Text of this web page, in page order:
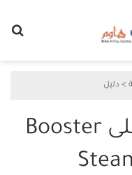
> دليل
كيفية الحصول على Booster